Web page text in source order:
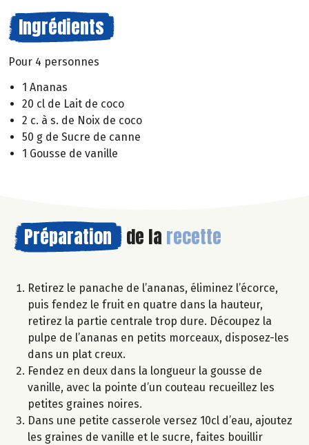
Ingrédients
Pour 4 personnes
1 Ananas
20 cl de Lait de coco
2 c. à s. de Noix de coco
50 g de Sucre de canne
1 Gousse de vanille
Préparation de la recette
Retirez le panache de l’ananas, éliminez l’écorce,
puis fendez le fruit en quatre dans la hauteur,
retirez la partie centrale trop dure. Découpez la
pulpe de l’ananas en petits morceaux, disposez-les
dans un plat creux.
Fendez en deux dans la longueur la gousse de
vanille, avec la pointe d’un couteau recueillez les
petites graines noires.
Dans une petite casserole versez 10cl d’eau, ajoutez
les graines de vanille et le sucre, faites bouillir